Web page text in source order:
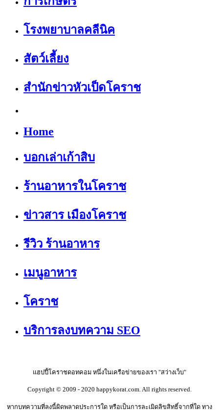
โรงพยาบาลคลีนิค
สัตว์เลี้ยง
สำนักข่าวหัวเป็ดโคราช
Home
บอกเล่าเก้าสิบ
ร้านอาหารในโคราช
ข่าวสาร เมืองโคราช
รีวิว ร้านอาหาร
เมนูอาหาร
โคราช
บริการลงบทความ SEO
แฮปปี้โคราชดอทคอม หนึ่งในเครือข่ายของเรา "สว่างเว็บ"
Copyright © 2009 - 2020 happykorat.com. All rights reserved.
หากบทความที่ลงนี้ผิดพลาดประการใด หรือเป็นการละเมิดลิขสิทธิ์จากที่ใด ทาง